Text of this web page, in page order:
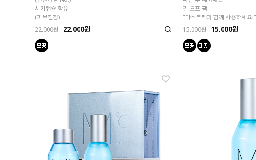
시카캡슐 함유
(피부진정)
22,000원 22,000원
필 오프 팩
"마스크팩과 함께 사용하세요!"
15,000원 15,000원